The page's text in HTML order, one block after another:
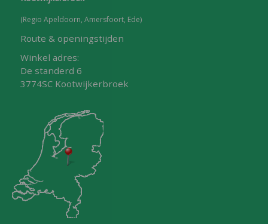
(Regio Apeldoorn, Amersfoort, Ede)
Route & openingstijden
Winkel adres:
De standerd 6
3774SC Kootwijkerbroek